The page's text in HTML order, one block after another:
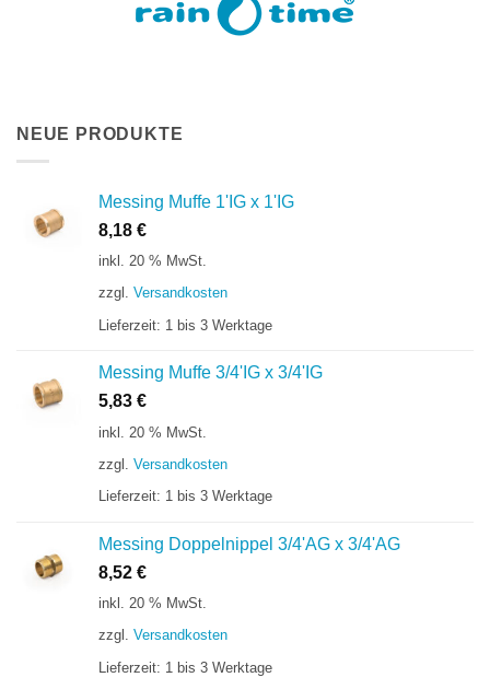
NEUE PRODUKTE
Messing Muffe 1'IG x 1'IG
8,18 €
inkl. 20 % MwSt.
zzgl. Versandkosten
Lieferzeit: 1 bis 3 Werktage
Messing Muffe 3/4'IG x 3/4'IG
5,83 €
inkl. 20 % MwSt.
zzgl. Versandkosten
Lieferzeit: 1 bis 3 Werktage
Messing Doppelnippel 3/4'AG x 3/4'AG
8,52 €
inkl. 20 % MwSt.
zzgl. Versandkosten
Lieferzeit: 1 bis 3 Werktage